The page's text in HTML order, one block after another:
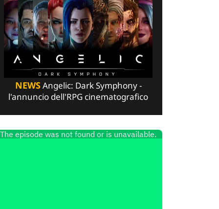
NEWSAngelic: Dark Symphony -
l'annuncio dell'RPG cinematografico